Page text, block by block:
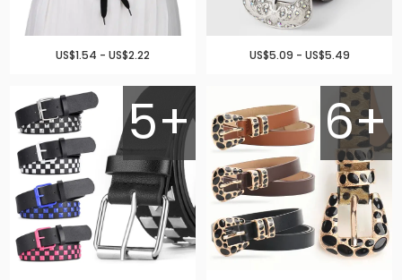
US$1.54 - US$2.22 US$5.09 - US$5.49
5+ 6+